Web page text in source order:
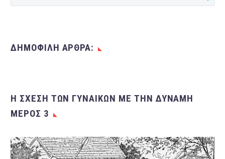
ΔΗΜΟΦΙΛΗ ΑΡΘΡΑ:
Η ΣΧΈΣΗ ΤΩΝ ΓΥΝΑΙΚΏΝ ΜΕ ΤΗΝ ΔΎΝΑΜΗ
ΜΈΡΟΣ 3